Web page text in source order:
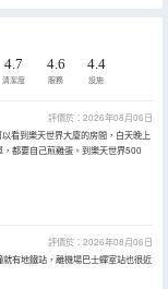
4.7
清潔度
4.6
服務
4.4
設施
評價於：2026年08月06日
看到樂天世界大廈的房間，白天晚上
都要自己煎雞蛋。到樂天世界500
評價於：2026年08月06日
有地鐵站，離機場巴士蟬室站也很近